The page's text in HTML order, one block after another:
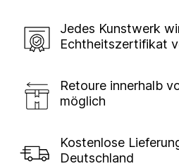
Jedes Kunstwerk
Echtheitszertifikat
Retoure innerhalb
möglich
Kostenlose
Deutschland